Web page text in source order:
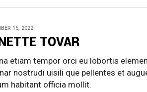
15, 2022
TOVAR
etiam tempor orci eu lobortis
nostrudi uisili que pellentes et
habitant officia mollit.